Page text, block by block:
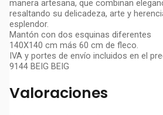
manera artesana, que combinan
resaltando su delicadeza, arte y
esplendor.
Mantón con dos esquinas diferentes
140X140 cm más 60 cm de fleco.
IVA y portes de envío incluidos en el
9144 BEIG BEIG
Valoraciones